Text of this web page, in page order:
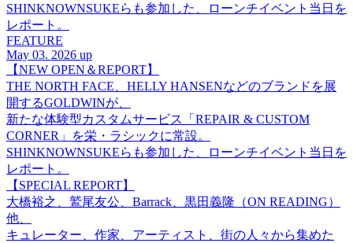
SHINKNOWNSUKEらも参加した、ローンチイベント当日を
レポート。
FEATURE
May 03. 2026 up
【NEW OPEN＆REPORT】
THE NORTH FACE、HELLY HANSENなどのブランドを展
開するGOLDWINが、
新たな体験型カスタムサービス「REPAIR & CUSTOM
CORNER」を栄・ラシックに常設。
SHINKNOWNSUKEらも参加した、ローンチイベント当日を
レポート。
【SPECIAL REPORT】
大橋裕之、鷲尾友公、Barrack、黒田義隆（ON READING）
他、
キュレーター、作家、アーティスト、街の人々から集めた